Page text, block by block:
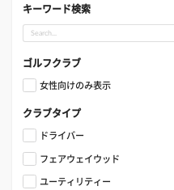
キーワード検索
ゴルフクラブ
女性向けのみ表示
クラブタイプ
ドライバー
フェアウェイウッド
ユーティリティー